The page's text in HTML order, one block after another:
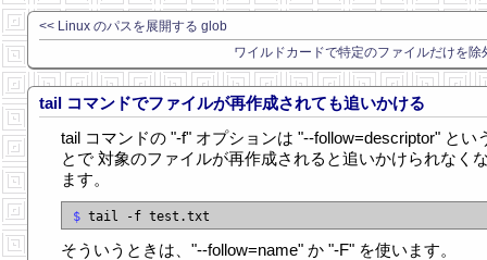
<< Linux のパスを展開する glob
ワイルドカードで特定のファイルだけを除
tail コマンドでファイルが再作成されても追いかける
tail コマンドの "-f" オプションは "--follow=descriptor" とい
とで 対象のファイルが再作成されると追いかけられなく
ます。
$
そういうときは、"--follow=name" か "-F" を使います。